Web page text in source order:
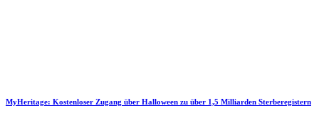
MyHeritage: Kostenloser Zugang über Halloween zu über 1,5 Milliarden Sterberegistern